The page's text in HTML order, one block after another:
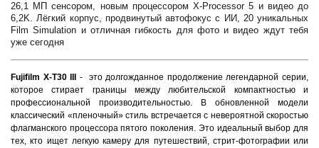
26,1 МП сенсором, новым процессором X-Processor 5 и видео до
6,2K. Лёгкий корпус, продвинутый автофокус с ИИ, 20 уникальных
Film Simulation и отличная гибкость для фото и видео ждут тебя
уже сегодня
Fujifilm X-T30 III
- это долгожданное продолжение легендарной серии,
которое стирает границы между любительской компактностью и
профессиональной производительностью. В обновленной модели
классический «пленочный» стиль встречается с невероятной скоростью
флагманского процессора пятого поколения. Это идеальный выбор для
тех, кто ищет легкую камеру для путешествий, стрит-фотографии или